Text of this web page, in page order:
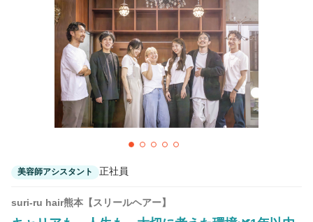
美容師アシスタント 正社員
suri-ru hair熊本【スリールヘアー】